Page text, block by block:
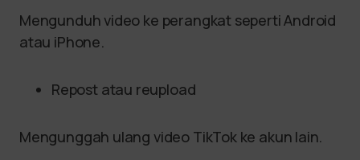
Mengunduh video ke perangkat seperti Android
atau iPhone.
Repost atau reupload
Mengunggah ulang video TikTok ke akun lain.